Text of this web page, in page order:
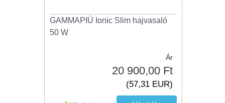
GAMMAPIÚ Ionic Slim hajvasaló
50 W
Ár
20 900,00 Ft
(57,31 EUR)